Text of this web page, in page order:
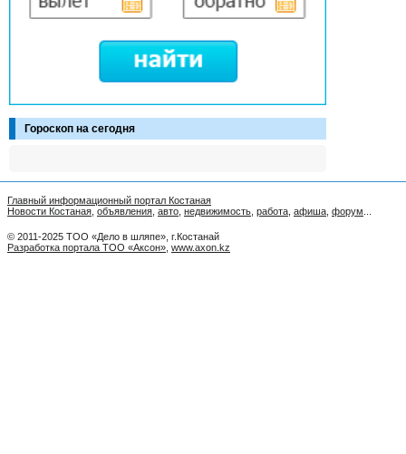
Гороскоп на сегодня
Главный информационный портал Костаная
Новости Костаная объявления авто недвижимость работа афиша форум
© 2011-2025 ТОО «Дело в шляпе», г.Костанай
Разработка портала ТОО «Аксон» www.axon.kz